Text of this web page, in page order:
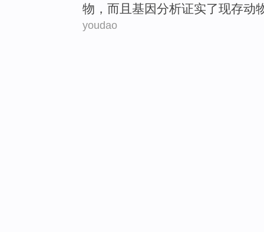
物， 而且 基因分析证实了现存动
youdao